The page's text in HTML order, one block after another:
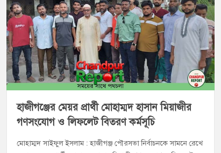
হাজীগঞ্জের মেয়র প্রার্থী মোহাম্মদ হাসান মিয়াজীর
গণসংযোগ ও লিফলেট বিতরণ কর্মসূচি
মোহাম্মদ সাইফুল ইসলাম : হাজীগঞ্জ পৌরসভা নির্বাচনকে সামনে রেখে